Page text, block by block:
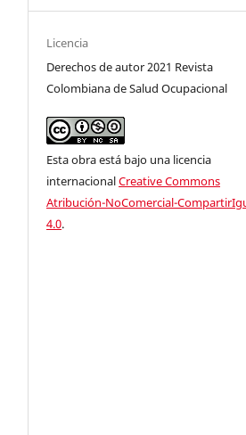
Licencia
Derechos de autor 2021 Revista
Colombiana de Salud Ocupacional
Esta obra está bajo una licencia
internacionalCreative Commons
Atribución-NoComercial-
4.0.